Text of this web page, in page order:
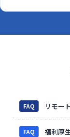
FAQ リモー
FAQ 福利厚